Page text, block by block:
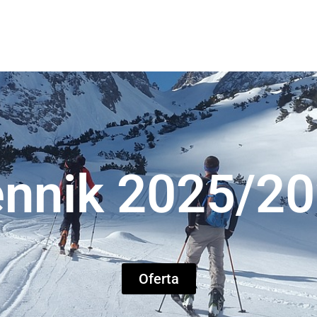
2025/
Oferta